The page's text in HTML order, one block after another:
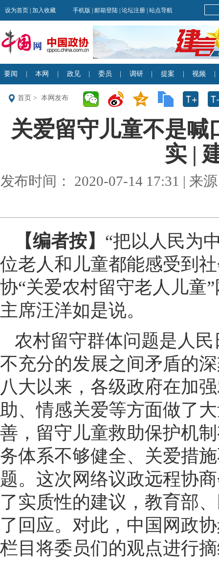
首页 > 本网发布
关爱留守儿童不是喊
实 |
发布时间： 2020-07-14 17:31 | 来
【编者按】 “把以人民为
位老人和儿童都能感受到
协“关爱农村留守老人儿童
主席汪洋如是说。
农村留守群体问题是人
不充分的发展之间矛盾的
八大以来，各级政府在加
助、情感关爱等方面做了
善，留守儿童救助保护机
务体系不够健全、关爱措
题。这次网络议政远程协
了实质性的建议，教育部
了回应。对此，中国网政
栏目将委员们的观点进行